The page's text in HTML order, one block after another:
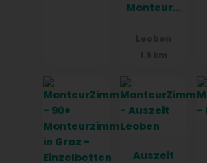
Monteurzi
Parkplätz
e, WIFI,
Küchen
Auszeit